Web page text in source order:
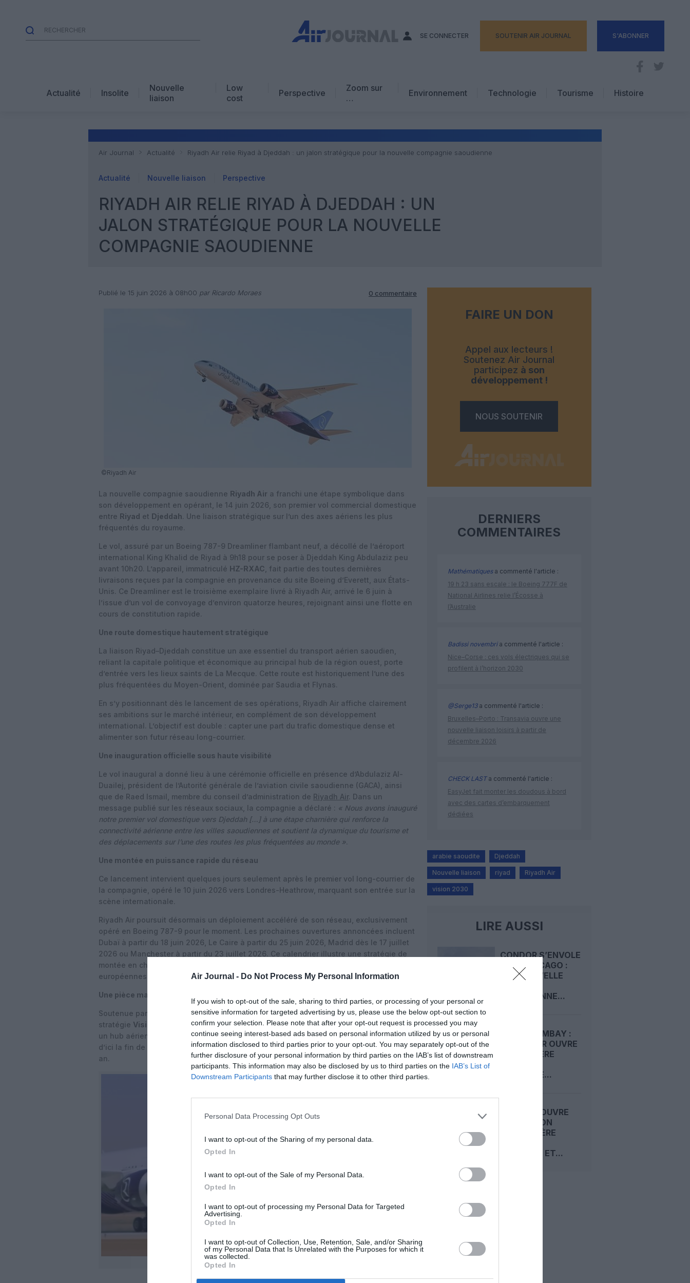
Air Journal - Do Not Process My Personal Information
If you wish to opt-out of the sale, sharing to third parties, or processing of your personal or
sensitive information for targeted advertising by us, please use the below opt-out section to
confirm your selection. Please note that after your opt-out request is processed you may
continue seeing interest-based ads based on personal information utilized by us or personal
information disclosed to third parties prior to your opt-out. You may separately opt-out of the
further disclosure of your personal information by third parties on the IAB’s list of downstream
participants. This information may also be disclosed by us to third parties on the IAB’s List of
Downstream Participants that may further disclose it to other third parties.
Personal Data Processing Opt Outs
I want to opt-out of the Sharing of my personal data.
Opted In
I want to opt-out of the Sale of my Personal Data.
Opted In
I want to opt-out of processing my Personal Data for Targeted
Advertising.
Opted In
I want to opt-out of Collection, Use, Retention, Sale, and/or Sharing
of my Personal Data that Is Unrelated with the Purposes for which it
was collected.
Opted In
SE CONNECTER SOUTENIR AIR JOURNAL S'ABONNER
Actualité Insolite
Nouvelle
liaison
Low
cost
Perspective
Zoom sur
…
Avis d’expert
Environnement Technologie
Tourisme
Hôtellerie
Histoire
Air Journal Actualité Riyadh Air relie Riyad à Djeddah : un jalon stratégique pour la nouvelle compagnie saoudienne
Actualité Nouvelle liaison Perspective
RIYADH AIR RELIE RIYAD À DJEDDAH : UN
JALON STRATÉGIQUE POUR LA NOUVELLE
COMPAGNIE SAOUDIENNE
Publié le 15 juin 2026 à 08h00 par Ricardo Moraes 0 commentaire
©Riyadh Air
La nouvelle compagnie saoudienne Riyadh Air a franchi une étape symbolique dans
son développement en opérant, le 14 juin 2026, son premier vol commercial domestique
entre Riyad et Djeddah. Une liaison stratégique sur l’un des axes aériens les plus
fréquentés du royaume.
Le vol, assuré par un Boeing 787-9 Dreamliner flambant neuf, a décollé de l’aéroport
international King Khalid de Riyad à 9h18 pour se poser à Djeddah King Abdulaziz peu
avant 10h20. L’appareil, immatriculé HZ-RXAC
, fait partie des toutes dernières
livraisons reçues par la compagnie en provenance du site Boeing d’Everett, aux États-
Unis. Ce Dreamliner est le troisième exemplaire livré à Riyadh Air, arrivé le 6 juin à
l’issue d’un vol de convoyage d’environ quatorze heures, rejoignant ainsi une flotte en
cours de constitution rapide.
Une route domestique hautement stratégique
La liaison Riyad–Djeddah constitue un axe essentiel du transport aérien saoudien,
reliant la capitale politique et économique au principal hub de la région ouest, porte
d’entrée vers les lieux saints de La Mecque. Cette route est historiquement l’une des
plus fréquentées du Moyen-Orient, dominée par Saudia et Flynas.
En s’y positionnant dès le lancement de ses opérations, Riyadh Air affiche clairement
ses ambitions sur le marché intérieur, en complément de son développement
international. L’objectif est double : capter une part du trafic domestique dense et
alimenter son futur réseau long-courrier.
Une inauguration officielle sous haute visibilité
Le vol inaugural a donné lieu à une cérémonie officielle en présence d’Abdulaziz Al-
Duailej, président de l’Autorité générale de l’aviation civile saoudienne (GACA), ainsi
que de Raed Ismail, membre du conseil d’administration de Riyadh Air. Dans un
message publié sur les réseaux sociaux, la compagnie a déclaré : « Nous avons inauguré
notre premier vol domestique vers Djeddah […] à une étape charnière qui renforce la
connectivité aérienne entre les villes saoudiennes et soutient la dynamique du tourisme et
des déplacements sur l’une des routes les plus fréquentées au monde ».
Une montée en puissance rapide du réseau
Ce lancement intervient quelques jours seulement après le premier vol long-courrier de
la compagnie, opéré le 10 juin 2026 vers Londres-Heathrow, marquant son entrée sur la
scène internationale.
Riyadh Air poursuit désormais un déploiement accéléré de son réseau, exclusivement
opéré en Boeing 787-9 pour le moment. Les prochaines ouvertures annoncées incluent
Dubaï à partir du 18 juin 2026, Le Caire à partir du 25 juin 2026, Madrid dès le 17 juillet
2026 ou Manchester à partir du 23 juillet 2026. Ce calendrier illustre une stratégie de
montée en charge rapide, combinant liaisons régionales à forte densité et destinations
européennes majeures.
Une pièce maîtresse de la Vision 2030
Soutenue par le fonds souverain saoudien (PIF), Riyadh Air s’inscrit au cœur de la
stratégie Vision 2030
, qui vise à diversifier l’économie du royaume et à faire de Riyad
un hub aérien mondial. La compagnie ambitionne de desservir plus de 100 destinations
d’ici la fin de la décennie et de transporter des dizaines de millions de passagers par
an.
@Riyadh Air
FAIRE UN DON
Appel aux lecteurs !
Soutenez Air Journal
participez à son
développement !
NOUS SOUTENIR
DERNIERS
COMMENTAIRES
Mathématiquesa commenté l'article :
19 h 23 sans escale : le Boeing 777F de
National Airlines relie l’Écosse à
l’Australie
Badissi novembria commenté l'article :
Nice–Corse : ces vols électriques qui se
profilent à l’horizon 2030
@Serge13a commenté l'article :
Bruxelles–Porto : Transavia ouvre une
nouvelle liaison loisirs à partir de
décembre 2026
CHECK LASTa commenté l'article :
EasyJet fait monter les doudous à bord
avec des cartes d’embarquement
dédiées
arabie saoudite Djeddah
Nouvelle liaison riyad Riyadh Air
vision 2030
LIRE AUSSI
CONDOR S’ENVOLE
VERS CHICAGO :
UNE NOUVELLE
QUOTIDIENNE...
RIYAD–BOMBAY :
RIYADH AIR OUVRE
SA PREMIÈRE
RÉGULIÈRE...
AIR INDIA OUVRE
UNE LIAISON
SAISONNIÈRE
TORONTO ET...